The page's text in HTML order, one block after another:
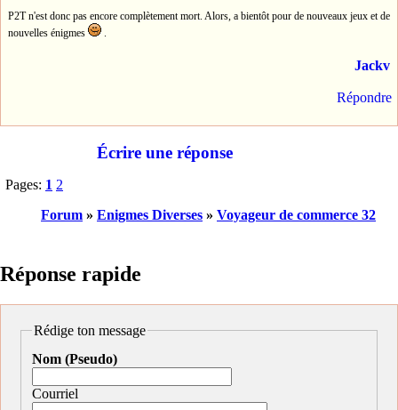
P2T n'est donc pas encore complètement mort. Alors, a bientôt pour de nouveaux jeux et de
nouvelles énigmes
.
Jackv
Répondre
Écrire une réponse
Pages: 1 2
Forum » Enigmes Diverses » Voyageur de commerce 32
Réponse rapide
Rédige ton message
Nom (Pseudo)
Courriel